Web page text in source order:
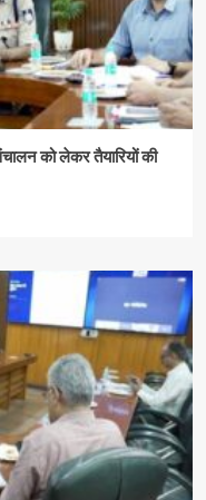
को लेकर तैयारियों की